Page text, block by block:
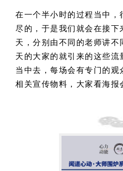
在一个半小时的过程当中，
尽的，于是我们就会在接
天，分别由不同的老师讲不
天的大家的就引来的这些
当中去，每场会有专门的观
相关宣传物料，大家看海报